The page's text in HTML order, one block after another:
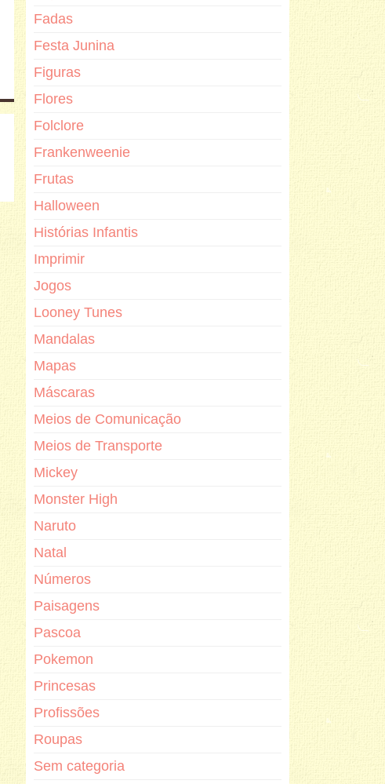
Fadas
Festa Junina
Figuras
Flores
Folclore
Frankenweenie
Frutas
Halloween
Histórias Infantis
Imprimir
Jogos
Looney Tunes
Mandalas
Mapas
Máscaras
Meios de Comunicação
Meios de Transporte
Mickey
Monster High
Naruto
Natal
Números
Paisagens
Pascoa
Pokemon
Princesas
Profissões
Roupas
Sem categoria